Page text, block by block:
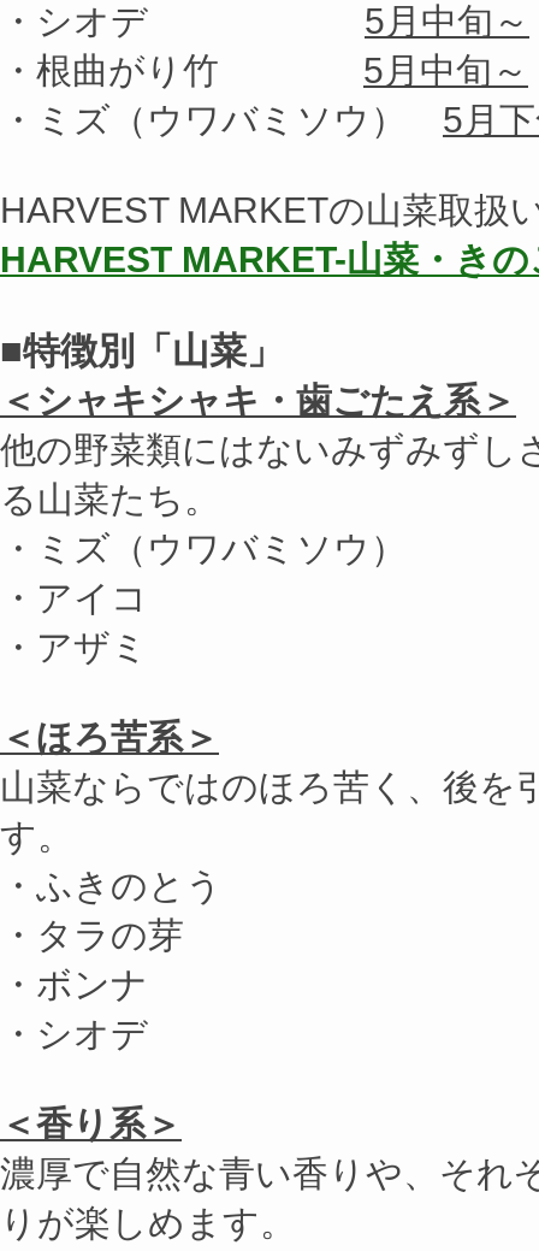
・シオデ 5月中旬～
・根曲がり竹 5月中旬～
・ミズ（ウワバミソウ） 5月
HARVEST MARKETの山菜取扱
HARVEST MARKET-山菜・き
■特徴別「山菜」
＜シャキシャキ・歯ごたえ系＞
他の野菜類にはないみずみずし
る山菜たち。
・ミズ（ウワバミソウ）
・アイコ
・アザミ
＜ほろ苦系＞
山菜ならではのほろ苦く、後を
す。
・ふきのとう
・タラの芽
・ボンナ
・シオデ
＜香り系＞
濃厚で自然な青い香りや、それ
りが楽しめます。